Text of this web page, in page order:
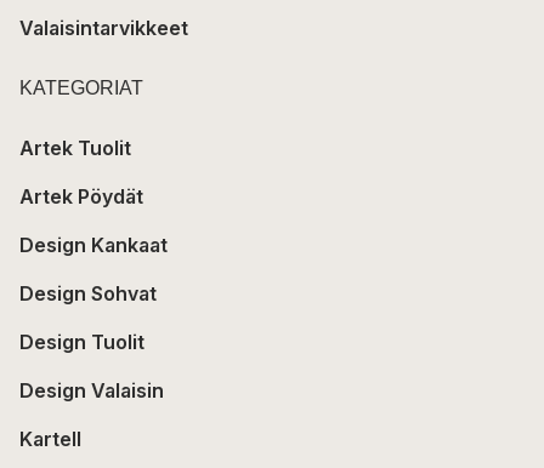
Valaisintarvikkeet
KATEGORIAT
Artek Tuolit
Artek Pöydät
Design Kankaat
Design Sohvat
Design Tuolit
Design Valaisin
Kartell